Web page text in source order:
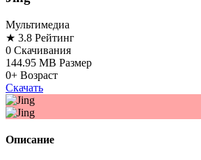
Мультимедиа
★ 3.8 Рейтинг
0 Скачивания
144.95 MB Размер
0+ Возраст
Скачать
Описание